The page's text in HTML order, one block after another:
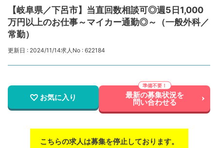
【岐阜県／下呂市】当直回数相談可◎週5日1,000
万円以上のお仕事～マイカー通勤◎～（一般外科／
常勤）
更新日 : 2024/11/14求人No : 622184
お気に入り 最新の募集状況を
問い合わせる
こちらの求人は募集を停止しております。